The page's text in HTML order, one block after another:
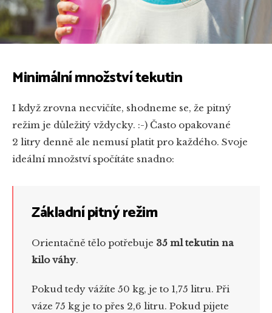
Minimální množství tekutin
I když zrovna necvičíte, shodneme se, že pitný
režim je důležitý vždycky. :-) Často opakované
2 litry denně ale nemusí platit pro každého. Svoje
ideální množství spočítáte snadno:
Základní pitný režim
Orientačně tělo potřebuje 35 ml tekutin na
kilo váhy.
Pokud tedy vážíte 50 kg, je to 1,75 litru. Při
váze 75 kg je to přes 2,6 litru. Pokud pijete